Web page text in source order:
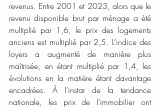
revenus. Entre 2001 et 2023, alors que le
revenu disponible brut par ménage a été
multiplié par 1,6, le prix des logements
anciens est multiplié par 2,5. L’indice des
loyers a augmenté de manière plus
maîtrisée, en étant multiplié par 1,4, les
évolutions en la matière étant davantage
encadrées. À l’instar de la tendance
nationale, les prix de l’immobilier ont